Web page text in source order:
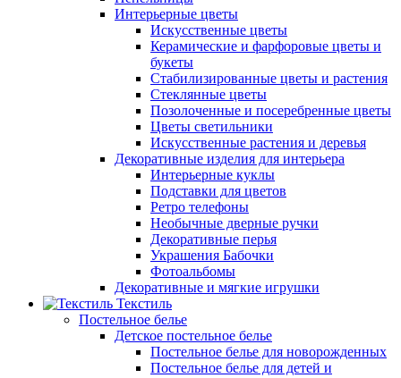
Интерьерные цветы
Искусственные цветы
Керамические и фарфоровые цветы и
букеты
Стабилизированные цветы и растения
Стеклянные цветы
Позолоченные и посеребренные цветы
Цветы светильники
Искусственные растения и деревья
Декоративные изделия для интерьера
Интерьерные куклы
Подставки для цветов
Ретро телефоны
Необычные дверные ручки
Декоративные перья
Украшения Бабочки
Фотоальбомы
Декоративные и мягкие игрушки
Текстиль
Постельное белье
Детское постельное белье
Постельное белье для новорожденных
Постельное белье для детей и